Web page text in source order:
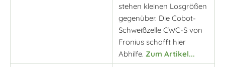
stehen kleinen Losgrößen
gegenüber. Die Cobot-
Schweißzelle CWC-S von
Fronius schafft hier
Abhilfe. Zum Artikel...